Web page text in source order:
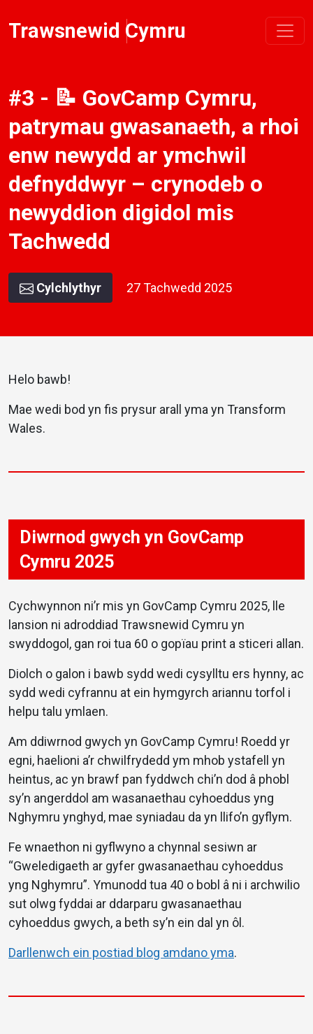
Trawsnewid Cymru
#3 - 📝 GovCamp Cymru,
patrymau gwasanaeth, a rhoi
enw newydd ar ymchwil
defnyddwyr – crynodeb o
newyddion digidol mis
Tachwedd
Cylchlythyr 27 Tachwedd 2025
Helo bawb!
Mae wedi bod yn fis prysur arall yma yn Transform
Wales.
Diwrnod gwych yn GovCamp
Cymru 2025
Cychwynnon ni’r mis yn GovCamp Cymru 2025, lle
lansion ni adroddiad Trawsnewid Cymru yn
swyddogol, gan roi tua 60 o gopïau print a sticeri allan.
Diolch o galon i bawb sydd wedi cysylltu ers hynny, ac
sydd wedi cyfrannu at ein hymgyrch ariannu torfol i
helpu talu ymlaen.
Am ddiwrnod gwych yn GovCamp Cymru! Roedd yr
egni, haelioni a’r chwilfrydedd ym mhob ystafell yn
heintus, ac yn brawf pan fyddwch chi’n dod â phobl
sy’n angerddol am wasanaethau cyhoeddus yng
Nghymru ynghyd, mae syniadau da yn llifo’n gyflym.
Fe wnaethon ni gyflwyno a chynnal sesiwn ar
“Gweledigaeth ar gyfer gwasanaethau cyhoeddus
yng Nghymru”. Ymunodd tua 40 o bobl â ni i archwilio
sut olwg fyddai ar ddarparu gwasanaethau
cyhoeddus gwych, a beth sy’n ein dal yn ôl.
Darllenwch ein postiad blog amdano yma.